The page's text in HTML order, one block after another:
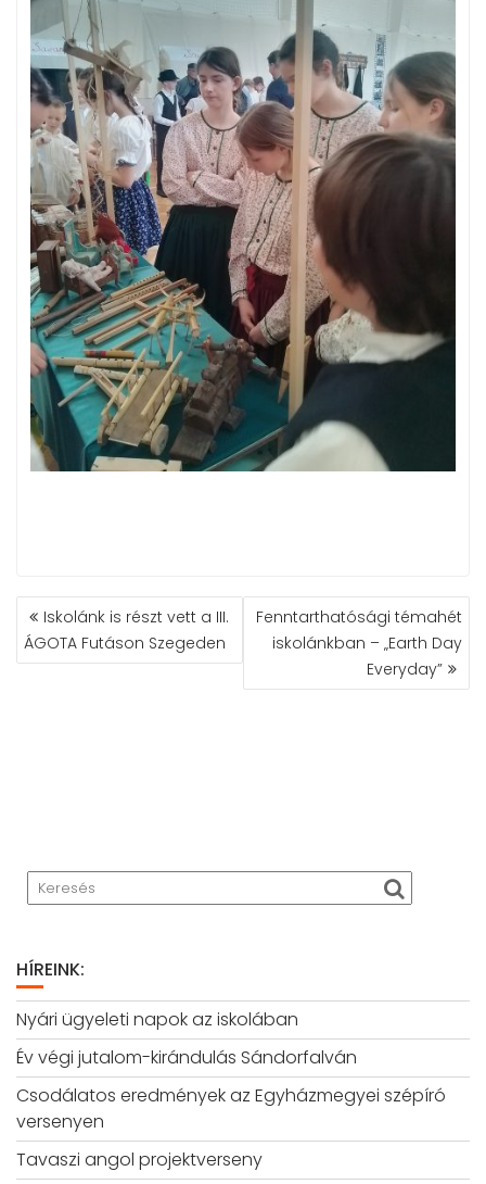
BEJEGYZÉS
NAVIGÁCIÓ
Iskolánk is részt vett a III.
ÁGOTA Futáson Szegeden
Fenntarthatósági témahét
iskolánkban – „Earth Day
Everyday”
HÍREINK:
Nyári ügyeleti napok az iskolában
Év végi jutalom-kirándulás Sándorfalván
Csodálatos eredmények az Egyházmegyei szépíró
versenyen
Tavaszi angol projektverseny